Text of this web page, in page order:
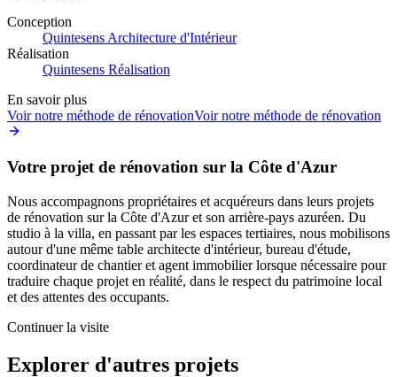
Conception
Quintesens Architecture d'Intérieur
Réalisation
Quintesens Réalisation
En savoir plus
Voir notre méthode de rénovationVoir notre méthode de rénovation
Votre projet de rénovation sur la Côte d'Azur
Nous accompagnons propriétaires et acquéreurs dans leurs projets
de rénovation sur la Côte d'Azur et son arrière-pays azuréen. Du
studio à la villa, en passant par les espaces tertiaires, nous mobilisons
autour d'une même table architecte d'intérieur, bureau d'étude,
coordinateur de chantier et agent immobilier lorsque nécessaire pour
traduire chaque projet en réalité, dans le respect du patrimoine local
et des attentes des occupants.
Continuer la visite
Explorer d'autres projets